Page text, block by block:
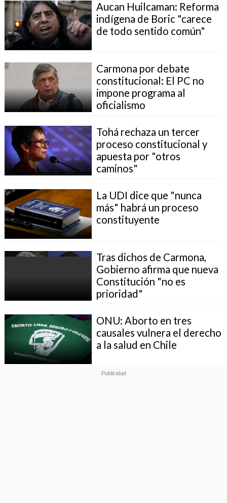
Aucan Huilcaman: Reforma
indígena de Boric "carece
de todo sentido común"
Carmona por debate
constitucional: El PC no
impone programa al
oficialismo
Tohá rechaza un tercer
proceso constitucional y
apuesta por "otros
caminos"
La UDI dice que "nunca
más" habrá un proceso
constituyente
Tras dichos de Carmona,
Gobierno afirma que nueva
Constitución "no es
prioridad"
ONU: Aborto en tres
causales vulnera el derecho
a la salud en Chile